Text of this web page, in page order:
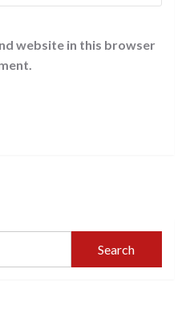
website in this browser
Search